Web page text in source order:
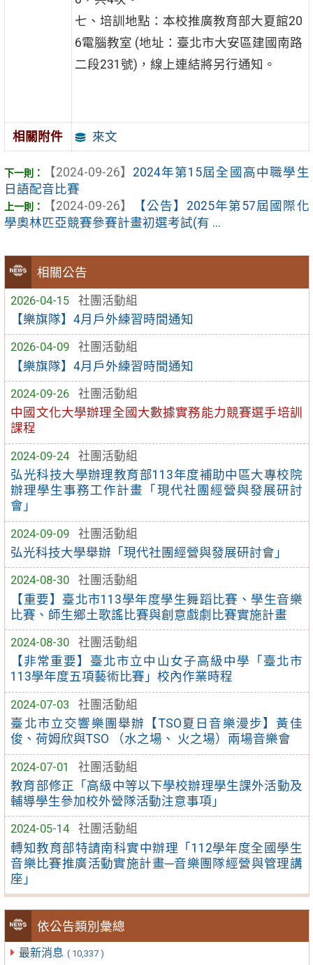
相關公告
2026-04-15
社團活動組
【樂旗隊】4月戶外練習時間通知
2026-04-09
社團活動組
【樂旗隊】4月戶外練習時間通知
2024-09-26
社團活動組
中國文化大學辦理全國大數據實務能力競賽選手培訓
課程
2024-09-24
社團活動組
弘光科技大學辦理教育部113年度補助中區大專校院
辦理學生事務工作計畫「現代社團經營與發展研討
會」
2024-09-09
社團活動組
弘光科技大學舉辦「現代社團經營與發展研討會」
2024-08-30
社團活動組
【重要】臺北市113學年度學生舞蹈比賽、學生音樂
比賽、師生鄉土歌謠比賽與創意戲劇比賽實施計畫
2024-08-30
社團活動組
【非常重要】臺北市立中山女子高級中學「臺北市
113學年度五項藝術比賽」校內作業時程
2024-07-03
社團活動組
臺北市立交響樂團舉辦【TSO夏日音樂漫步】黃佳
俊、荷姆欣與TSO （水之場、 火之場）兩場音樂會
2024-07-01
社團活動組
教育部修正「高級中等以下學校辦理學生課外活動及
輔導學生參加校外營隊活動注意事項」
2024-05-14
社團活動組
轉知教育部特請南科實中辦理「112學年度全國學生
音樂比賽推廣活動實施計畫─音樂團隊經營與管理講
座」
依公告類別彙總
最新消息 ( 10,337 )
七、培訓地點：本校推廣教育部大夏館20
6電腦教室 (地址：臺北市大安區建國南路
二段231號)，線上連結將另行通知。
相關附件 來文
【2024-09-26】 2024年第15屆全國高中職學生
日語配音比賽
【2024-09-26】
【公告】2025年第57屆國際化
學奧林匹亞競賽參賽計畫初選考試(有 ...